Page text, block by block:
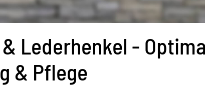
Lederhenkel -
& Pflege